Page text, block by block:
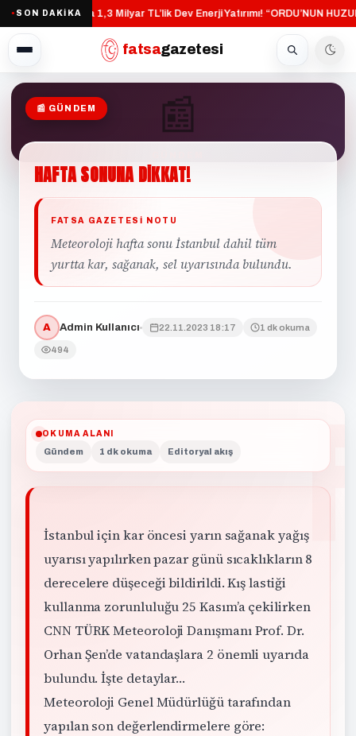
● SON DAKİKA
Altınordu’ya 1,3 Milyar TL’lik Dev Enerji Yatırımı!·“ORDU’NUN
fatsagazetesi
📰
📰 GÜNDEM
HAFTASONUNADİKKAT!
FATSA GAZETESI NOTU
Meteoroloji hafta sonu İstanbul dahil tüm
yurtta kar, sağanak, sel uyarısında bulundu.
A Admin Kullanıcı 22.11.2023 18:17 1 dk okuma
494
OKUMA ALANI
Gündem 1 dk okuma Editoryal akış
İstanbul için kar öncesi yarın sağanak yağış
uyarısı yapılırken pazar günü sıcaklıkların 8
derecelere düşeceği bildirildi. Kış lastiği
kullanma zorunluluğu 25 Kasım’a çekilirken
CNN TÜRK Meteoroloji Danışmanı Prof. Dr.
Orhan Şen’de vatandaşlara 2 önemli uyarıda
bulundu. İşte detaylar…
Meteoroloji Genel Müdürlüğü tarafından
yapılan son değerlendirmelere göre: